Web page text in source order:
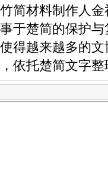
简材料制作人
于楚简的保护
得越来越多的
依托楚简文字